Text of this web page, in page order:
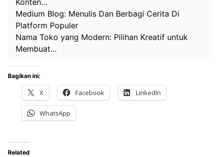
Konten…
Medium Blog: Menulis Dan Berbagi Cerita Di
Platform Populer
Nama Toko yang Modern: Pilihan Kreatif untuk
Membuat…
Bagikan ini:
X Facebook LinkedIn
WhatsApp
Related